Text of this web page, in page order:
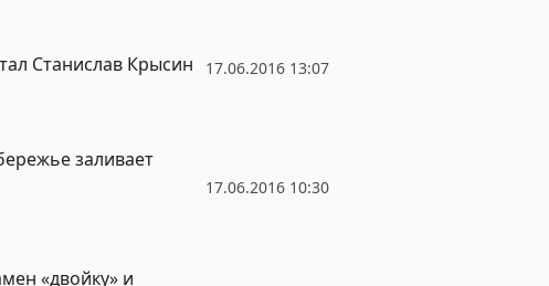
17.06.2016 13:07
Станислав Крысин
17.06.2016 10:30
заливает
«двойку» и